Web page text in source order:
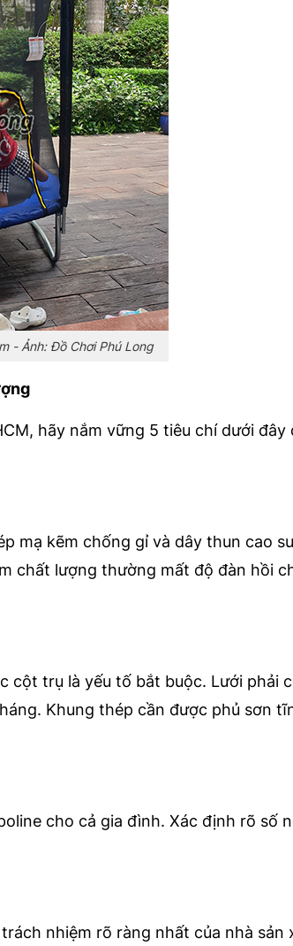
- Ảnh: Đồ Chơi Phú Long
hãy nắm vững 5 tiêu chí dưới đây
mạ kẽm chống gỉ và dây thun cao
chất lượng thường mất độ đàn hồi
cột trụ là yếu tố bắt buộc. Lưới phải
Khung thép cần được phủ sơn
cho cả gia đình. Xác định rõ số
nhiệm rõ ràng nhất của nhà sản